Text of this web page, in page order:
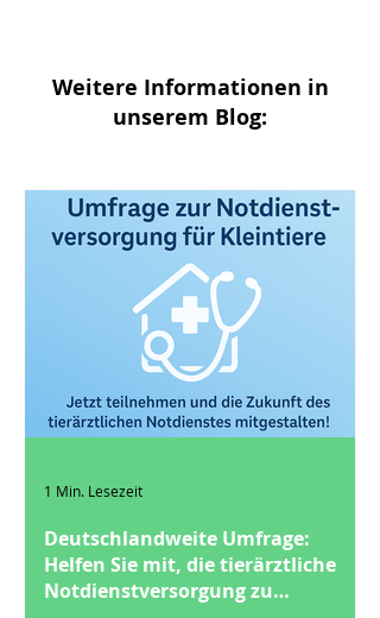
Weitere Informationen in
unserem Blog:
Deutschlandweite Umfrage:
Helfen Sie mit, die tierärztliche
Notdienstversorgung zu
1 Min. Lesezeit